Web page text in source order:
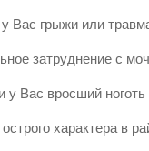
Вас грыжи или
затруднение с
у Вас вросший ноготь
характера в